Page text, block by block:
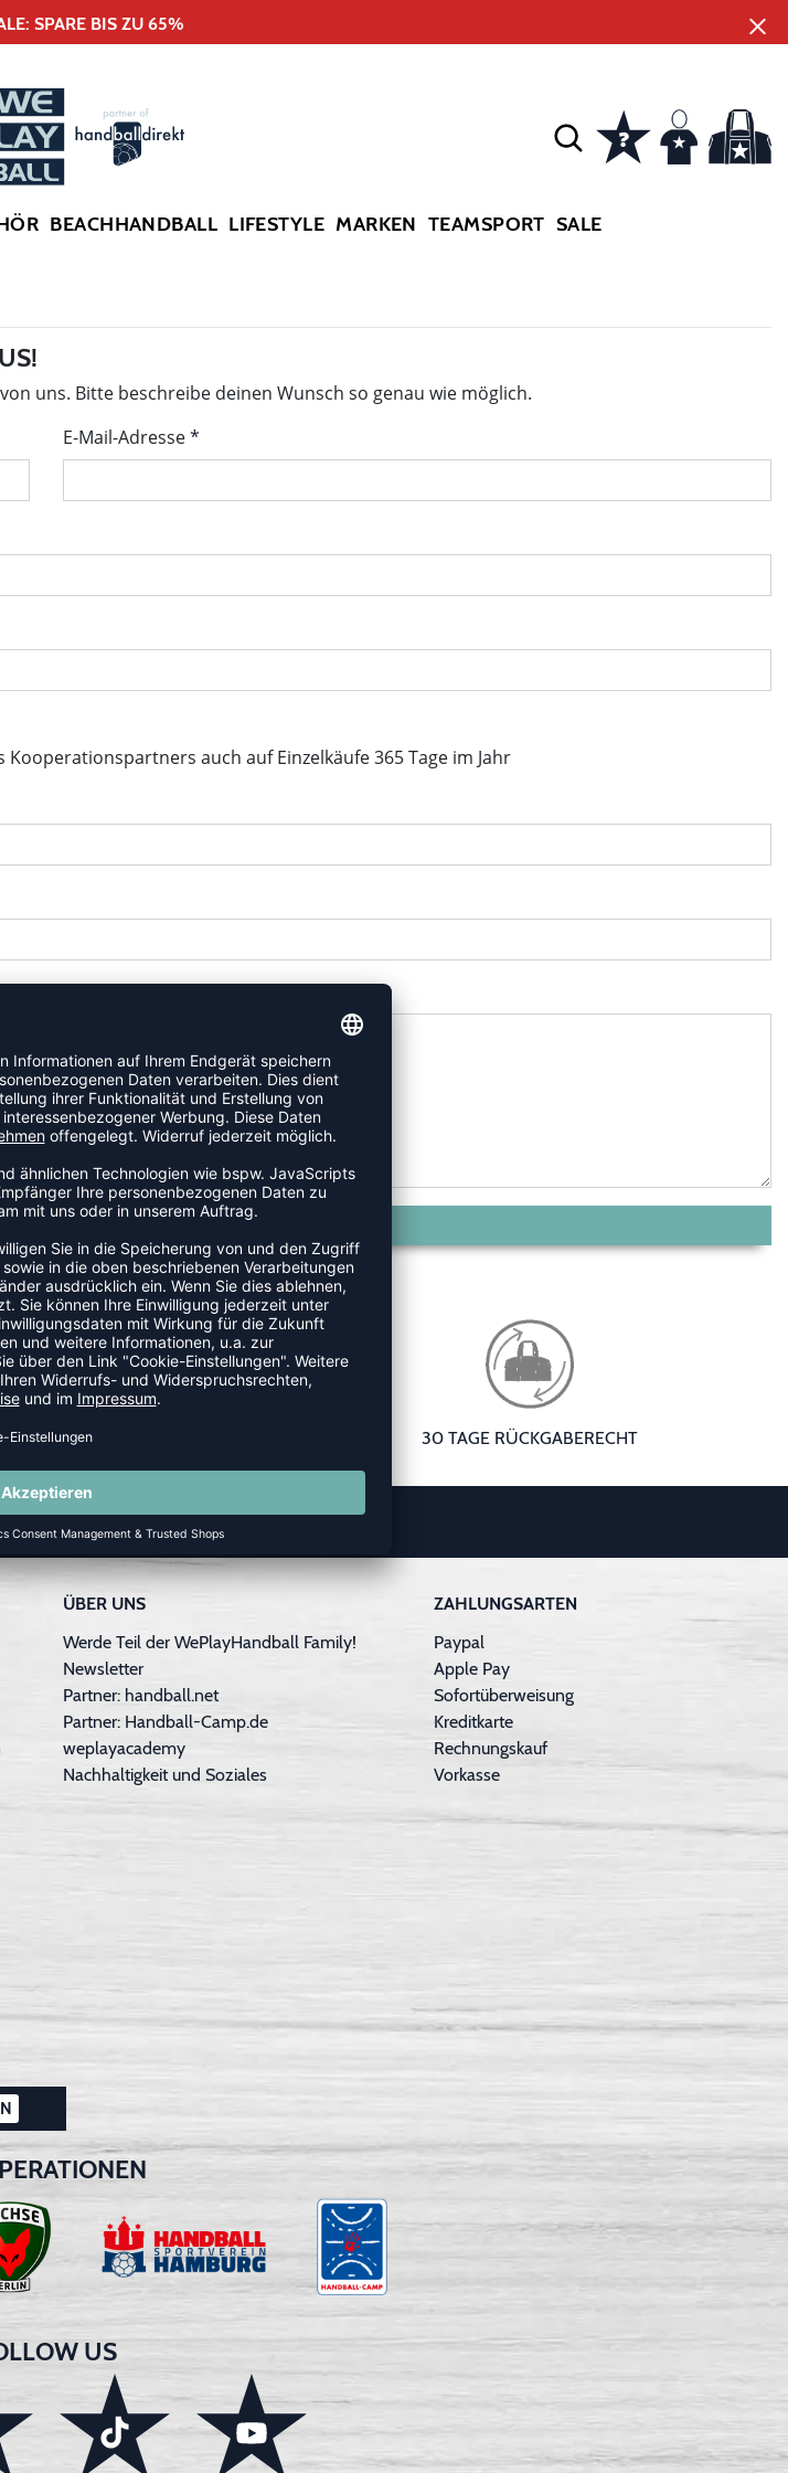
SPARE BIS ZU 65%
BEACHHANDBALL LIFESTYLE MARKEN TEAMSPORT SALE
uns. Bitte beschreibe deinen Wunsch so genau wie möglich.
E-Mail-Adresse
auch auf Einzelkäufe 365 Tage im Jahr
GARANTIE 30 TAGE RÜCKGABERECHT
ÜBER UNS
Werde Teil der WePlayHandball Family!
Newsletter
Partner: handball.net
Partner: Handball-Camp.de
weplayacademy
Nachhaltigkeit und Soziales
ZAHLUNGSARTEN
Paypal
Apple Pay
Sofortüberweisung
Kreditkarte
Rechnungskauf
Vorkasse
US